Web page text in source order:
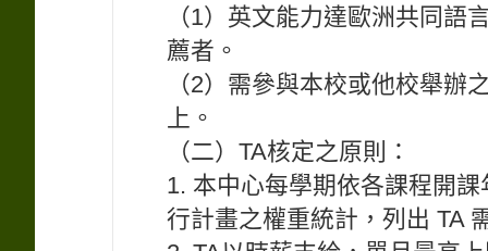
（1）英文能力達歐洲共同語
薦者。
（2）需參與本校或他校舉辦
上。
（二）TA核定之原則：
1. 本中心每學期依各課程開
行計畫之權重統計，列出 TA